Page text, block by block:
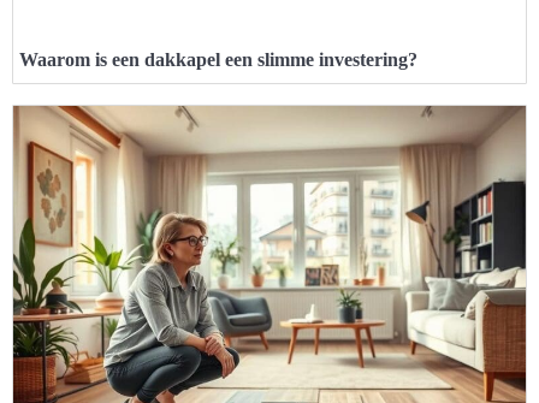
Waarom is een dakkapel een slimme investering?